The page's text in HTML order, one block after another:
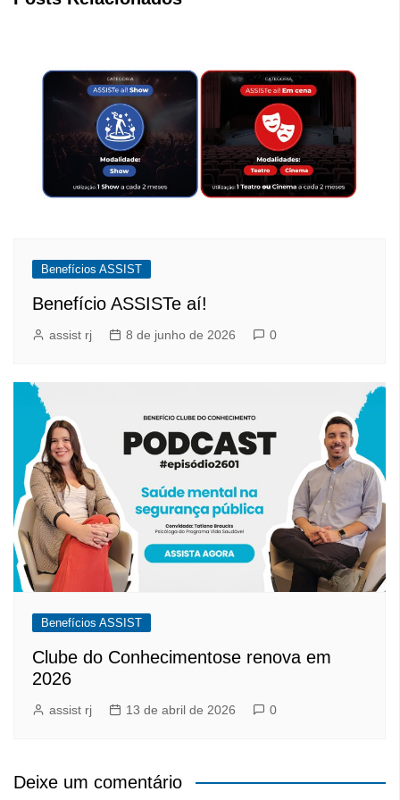
Benefícios ASSIST
Benefício ASSISTe aí!
assist rj 8 de junho de 2026 0
Benefícios ASSIST
Clube do Conhecimentose renova em
2026
assist rj 13 de abril de 2026 0
Deixe um comentário